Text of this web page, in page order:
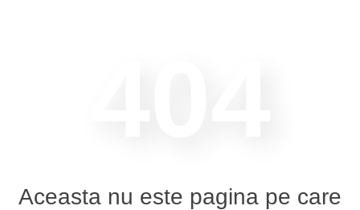
Aceasta nu este pagina pe care